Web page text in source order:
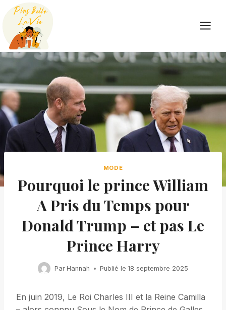
Skip
content
MODE
Pourquoi le prince William
A Pris du Temps pour
Donald Trump – et pas Le
Prince Harry
Par Hannah Publié le 18 septembre 2025
En juin 2019, Le Roi Charles III et la Reine Camilla